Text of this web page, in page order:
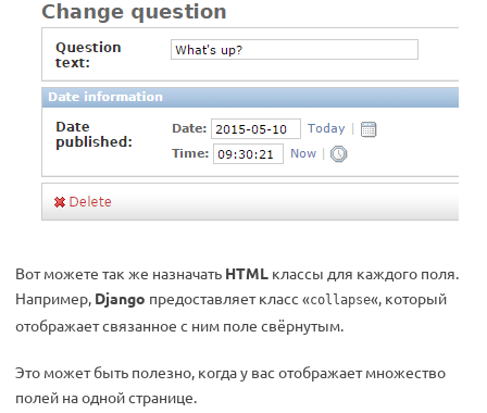
Вот можете так же назначать HTML классы для каждого поля.
Например, Django предоставляет класс «collapse«, который
отображает связанное с ним поле свёрнутым.
Это может быть полезно, когда у вас отображает множество
полей на одной странице.